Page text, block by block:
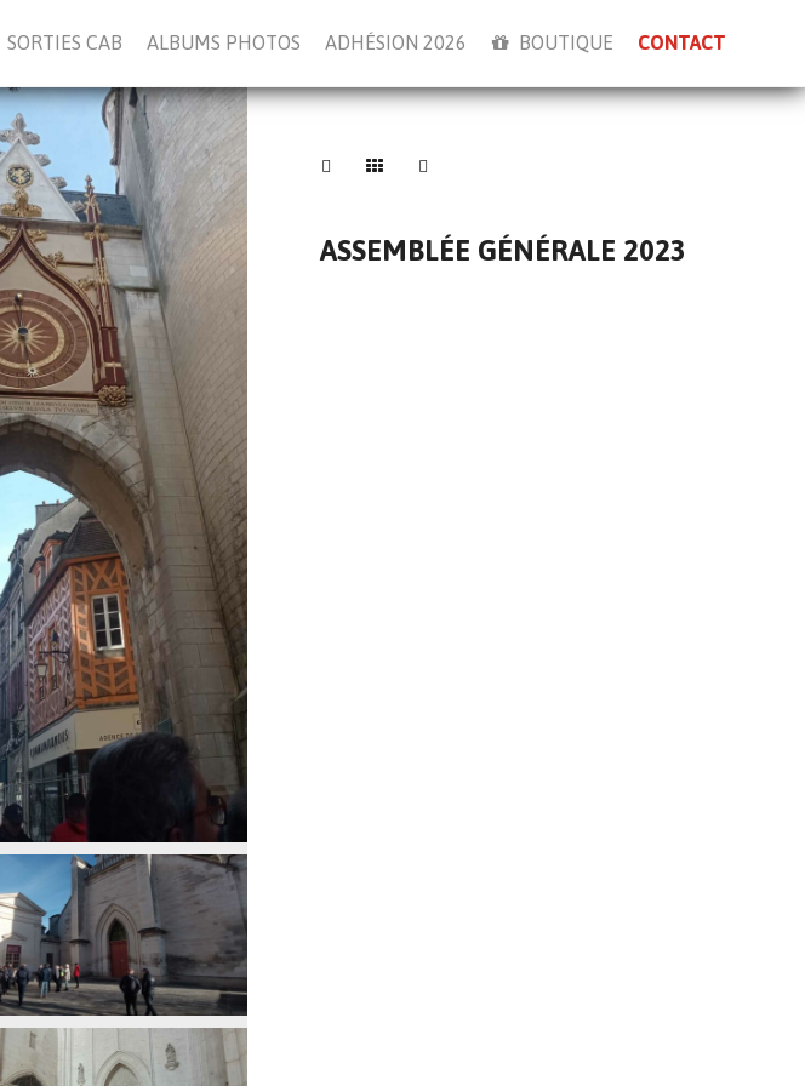
SORTIES CAB ALBUMS PHOTOS ADHÉSION 2026 BOUTIQUE CONTACT
ASSEMBLÉE GÉNÉRALE 2023